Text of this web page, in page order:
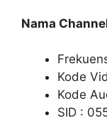
Nama
Kode
Kode
SID :